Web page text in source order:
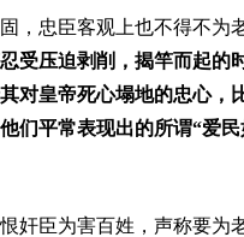
，忠臣客观上也不得不为
受压迫剥削，揭竿而起的
对皇帝死心塌地的忠心
们平常表现出的所谓“爱
奸臣为害百姓，声称要为